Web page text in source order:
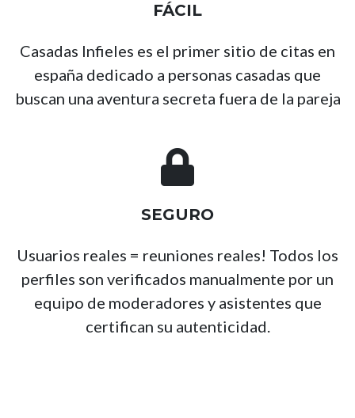
FÁCIL
Casadas Infieles es el primer sitio de citas en
españa dedicado a personas casadas que
buscan una aventura secreta fuera de la pareja
SEGURO
Usuarios reales = reuniones reales! Todos los
perfiles son verificados manualmente por un
equipo de moderadores y asistentes que
certifican su autenticidad.